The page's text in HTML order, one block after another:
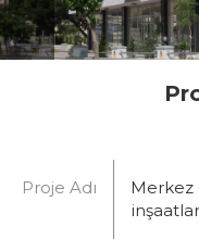
Proje Adı
Merkez